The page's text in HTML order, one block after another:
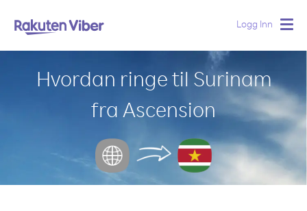
Logg Inn
Hvordan ringe til Surinam
fra Ascension